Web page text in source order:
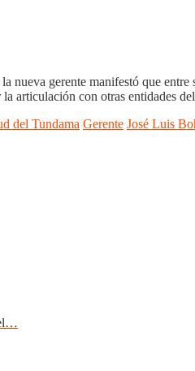
nueva gerente manifestó que
articulación con otras entidades
del Tundama Gerente José Luis